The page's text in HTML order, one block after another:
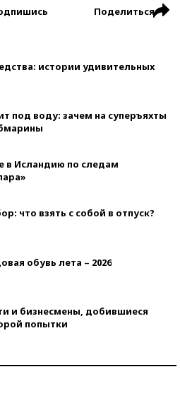
Поделиться
истории удивительных
под воду: зачем на суперъяхты
в Исландию по следам
что взять с собой в отпуск?
обувь лета – 2026
и бизнесмены, добившиеся
попытки